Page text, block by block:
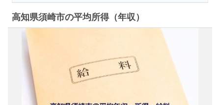
高知県須崎市の平均所得（年収）